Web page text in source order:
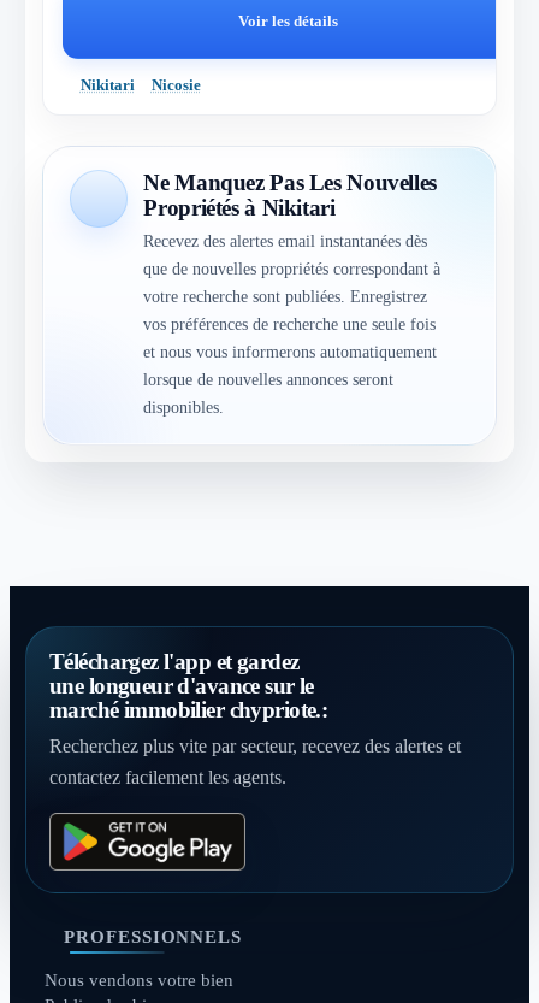
Voir les détails
Nikitari Nicosie
Ne Manquez Pas Les Nouvelles
Propriétés à Nikitari
Recevez des alertes email instantanées dès
que de nouvelles propriétés correspondant à
votre recherche sont publiées. Enregistrez
vos préférences de recherche une seule fois
et nous vous informerons automatiquement
lorsque de nouvelles annonces seront
disponibles.
Téléchargez l'app et gardez
une longueur d'avance sur le
marché immobilier chypriote.:
Recherchez plus vite par secteur, recevez des alertes et
contactez facilement les agents.
PROFESSIONNELS
Nous vendons votre bien